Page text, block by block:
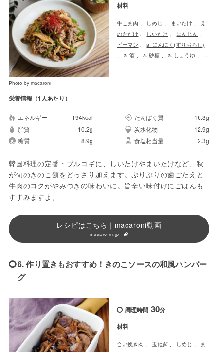
Photo by macaroni
材料
牛こま肉 しめじ まいたけ
え
のきだけ
しいたけ にんじん
ピーマン
、a. にんにく(すりおろし)
、a. 酒 、a. 砂糖 、a. しょうゆ
a.
栄養情報（1人あたり）
エネルギー 194kcal たんぱく質
16.3g
脂質
10.2g 炭水化物
12.9g
糖質
8.9g 食塩相当量 2.3g
韓国料理の定番・プルコギに、しいたけやまいたけなど、秋
が旬のきのこ類をどっさり加えます。ぷりぷりの歯ごたえと
牛肉のコクがやみつきの味わいに。旨辛い味付けにごはんも
すすみますよ。
レシピはこちら｜macaroni動画
macaro-ni.jp
6. 作り置きもおすすめ！きのこソースの和風ハンバー
グ
調理時間 30分
材料
合い挽き肉 玉ねぎ しめじ
ま